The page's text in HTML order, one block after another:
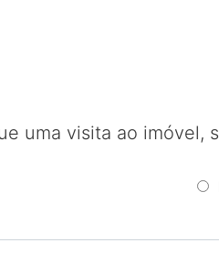
uma visita ao imóvel,